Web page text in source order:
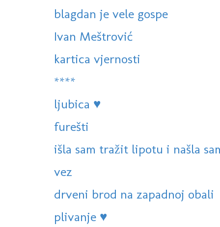
blagdan je vele gospe
Ivan Meštrović
kartica vjernosti
****
ljubica ♥
furešti
išla sam tražit lipotu i našla
vez
drveni brod na zapadnoj obali
plivanje ♥